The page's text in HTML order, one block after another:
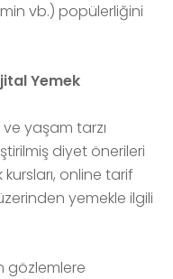
vb.) popülerliğini
Yemek
yaşam tarzı
diyet önerileri
online tarif
yemekle ilgili
gözlemlere